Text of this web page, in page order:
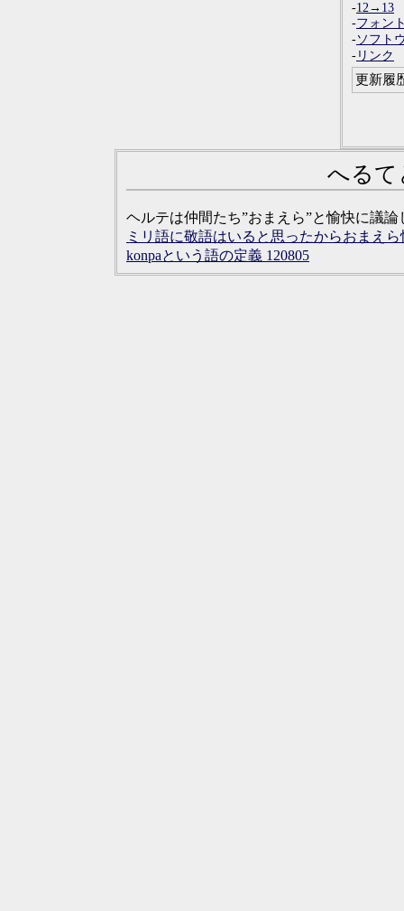
-12→13
-フォン
-ソフト
- リンク
更新履
へるて
ヘルテは仲間たち”おまえら”と愉快に議
ミリ語に敬語はいると思ったからおまえ
konpaという語の定義 120805